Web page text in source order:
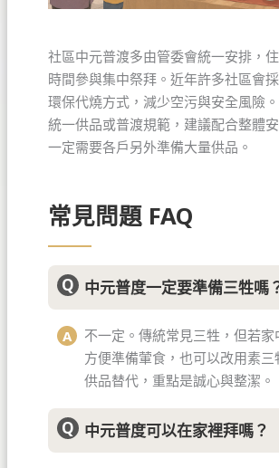
社區中元普渡多由管委會統一安排，
時間參與集中祭拜。近年許多社區會
環保代燒方式，減少空污與安全風險
統一供品或普渡規範，建議配合整體
一定需要各戶另外準備大量供品。
常見問題 FAQ
中元普度一定要準備三牲嗎
不一定。傳統常見三牲，但若家
方便準備葷食，也可以改用素
供品替代，重點是誠心與整潔。
中元普度可以在家裡拜嗎？